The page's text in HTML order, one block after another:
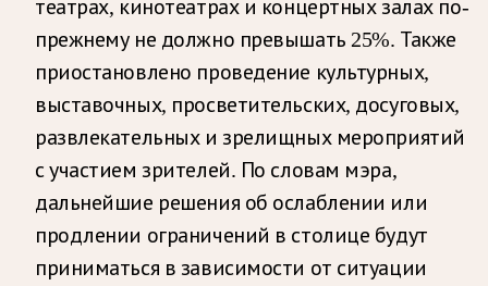
театрах, кинотеатрах и концертных залах по-
прежнему не должно превышать 25%. Также
приостановлено проведение культурных,
выставочных, просветительских, досуговых,
развлекательных и зрелищных мероприятий
с участием зрителей. По словам мэра,
дальнейшие решения об ослаблении или
продлении ограничений в столице будут
приниматься в зависимости от ситуации